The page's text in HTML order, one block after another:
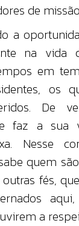
de
a
na vida
em
os
De
faz a sua
Nesse
quem
fés,
a